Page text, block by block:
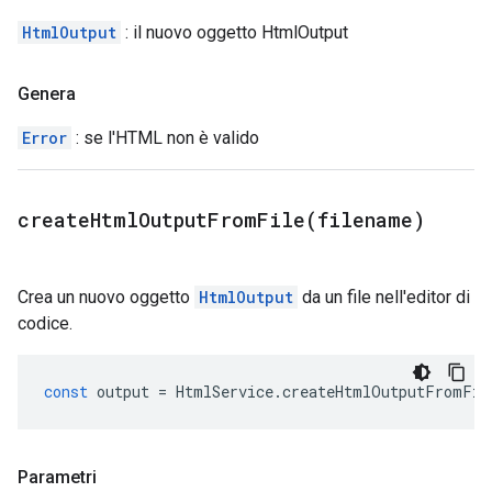
HtmlOutput : il nuovo oggetto HtmlOutput
Genera
Error : se l'HTML non è valido
createHtmlOutputFromFile(filename)
Crea un nuovo oggetto HtmlOutput da un file nell'editor di
codice.
const output = HtmlService.
Parametri